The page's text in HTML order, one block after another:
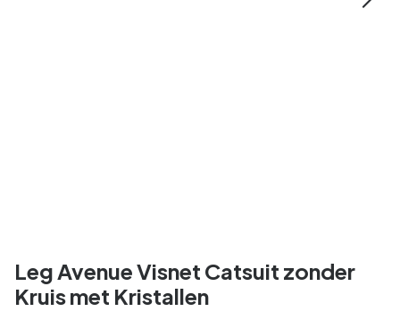
Leg Avenue Visnet Catsuit zonder
Kruis met Kristallen